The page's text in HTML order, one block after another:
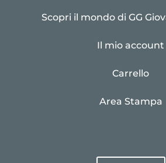
Scopri il mondo di GG
Il mio account
Carrello
Area Stampa